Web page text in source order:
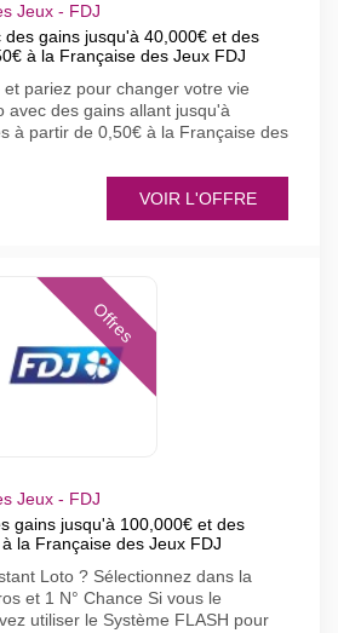
Jeux - FDJ
des gains jusqu'à 40,000€ et des
à la Française des Jeux FDJ
pariez pour changer votre vie
avec des gains allant jusqu'à
à partir de 0,50€ à la Française des
VOIR L'OFFRE
Offres
Jeux - FDJ
gains jusqu'à 100,000€ et des
la Française des Jeux FDJ
Loto ? Sélectionnez dans la
et 1 N° Chance Si vous le
utiliser le Système FLASH pour